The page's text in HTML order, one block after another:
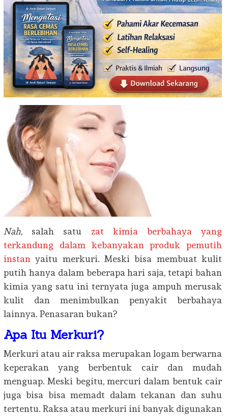
Nah, salah satu zat kimia berbahaya yang
terkandung dalam kebanyakan produk pemutih
instan yaitu merkuri. Meski bisa membuat kulit
putih hanya dalam beberapa hari saja, tetapi bahan
kimia yang satu ini ternyata juga ampuh merusak
kulit dan menimbulkan penyakit berbahaya
lainnya. Penasaran bukan?
Apa Itu Merkuri?
Merkuri atau air raksa merupakan logam berwarna
keperakan yang berbentuk cair dan mudah
menguap. Meski begitu, mercuri dalam bentuk cair
juga bisa bisa memadt dalam tekanan dan suhu
tertentu. Raksa atau merkuri ini banyak digunakan